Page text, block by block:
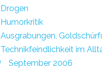
Drogen
Humorkritik
Ausgrabungen,
Technikfeindlichkeit im
September 2006